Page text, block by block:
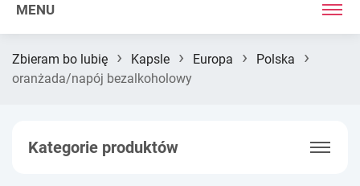
MENU
Zbieram bo lubię › Kapsle › Europa › Polska ›
oranżada/napój bezalkoholowy
Kategorie produktów